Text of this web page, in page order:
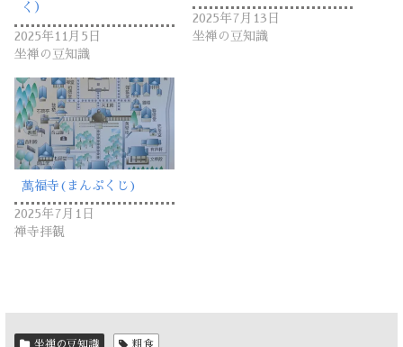
く）
2025年11月5日
坐禅の豆知識
2025年7月13日
坐禅の豆知識
萬福寺(まんぷくじ)
2025年7月1日
禅寺拝観
坐禅の豆知識 粗食